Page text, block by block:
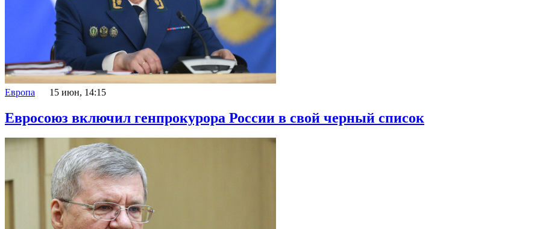
Европа 15 июн, 14:15
Евросоюз включил генпрокурора России в свой черный список